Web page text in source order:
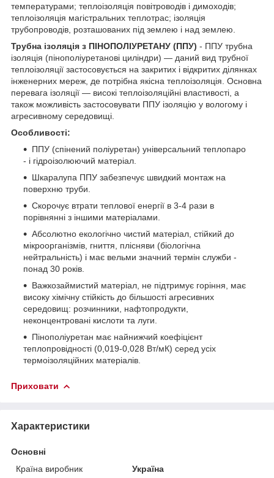
температурами; теплоізоляція повітроводів і димоходів;
теплоізоляція магістральних теплотрас; ізоляція
трубопроводів, розташованих під землею і над землею.
Трубна ізоляція з ПІНОПОЛІУРЕТАНУ (ППУ) - ППУ трубна
ізоляція (пінополіуретанові циліндри) ― даний вид трубної
теплоізоляції застосовується на закритих і відкритих ділянках
інженерних мереж, де потрібна якісна теплоізоляція. Основна
перевага ізоляції ― високі теплоізоляційні властивості, а
також можливість застосовувати ППУ ізоляцію у вологому і
агресивному середовищі.
Особливості:
ППУ (спінений поліуретан) універсальний теплопаро
- і гідроізолюючий матеріал.
Шкаралупа ППУ забезпечує швидкий монтаж на
поверхню труби.
Скорочує втрати теплової енергії в 3-4 рази в
порівнянні з іншими матеріалами.
Абсолютно екологічно чистий матеріал, стійкий до
мікроорганізмів, гниття, плісняви (біологічна
нейтральність) і має вельми значний термін служби -
понад 30 років.
Важкозаймистий матеріал, не підтримує горіння, має
високу хімічну стійкість до більшості агресивних
середовищ: розчинники, нафтопродукти,
неконцентровані кислоти та луги.
Пінополіуретан має найнижчий коефіцієнт
теплопровідності (0,019-0,028 Вт/мК) серед усіх
термоізоляційних матеріалів.
Приховати
Характеристики
Основні
Країна виробник
Україна